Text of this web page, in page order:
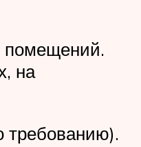
помещений.
на
требованию).